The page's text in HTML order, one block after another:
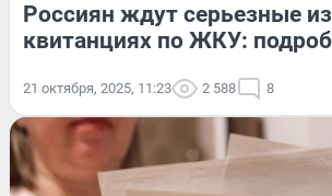
Россиян ждут серьезные
квитанциях по ЖКУ:
21 октября, 2025, 11:23 2 588 8